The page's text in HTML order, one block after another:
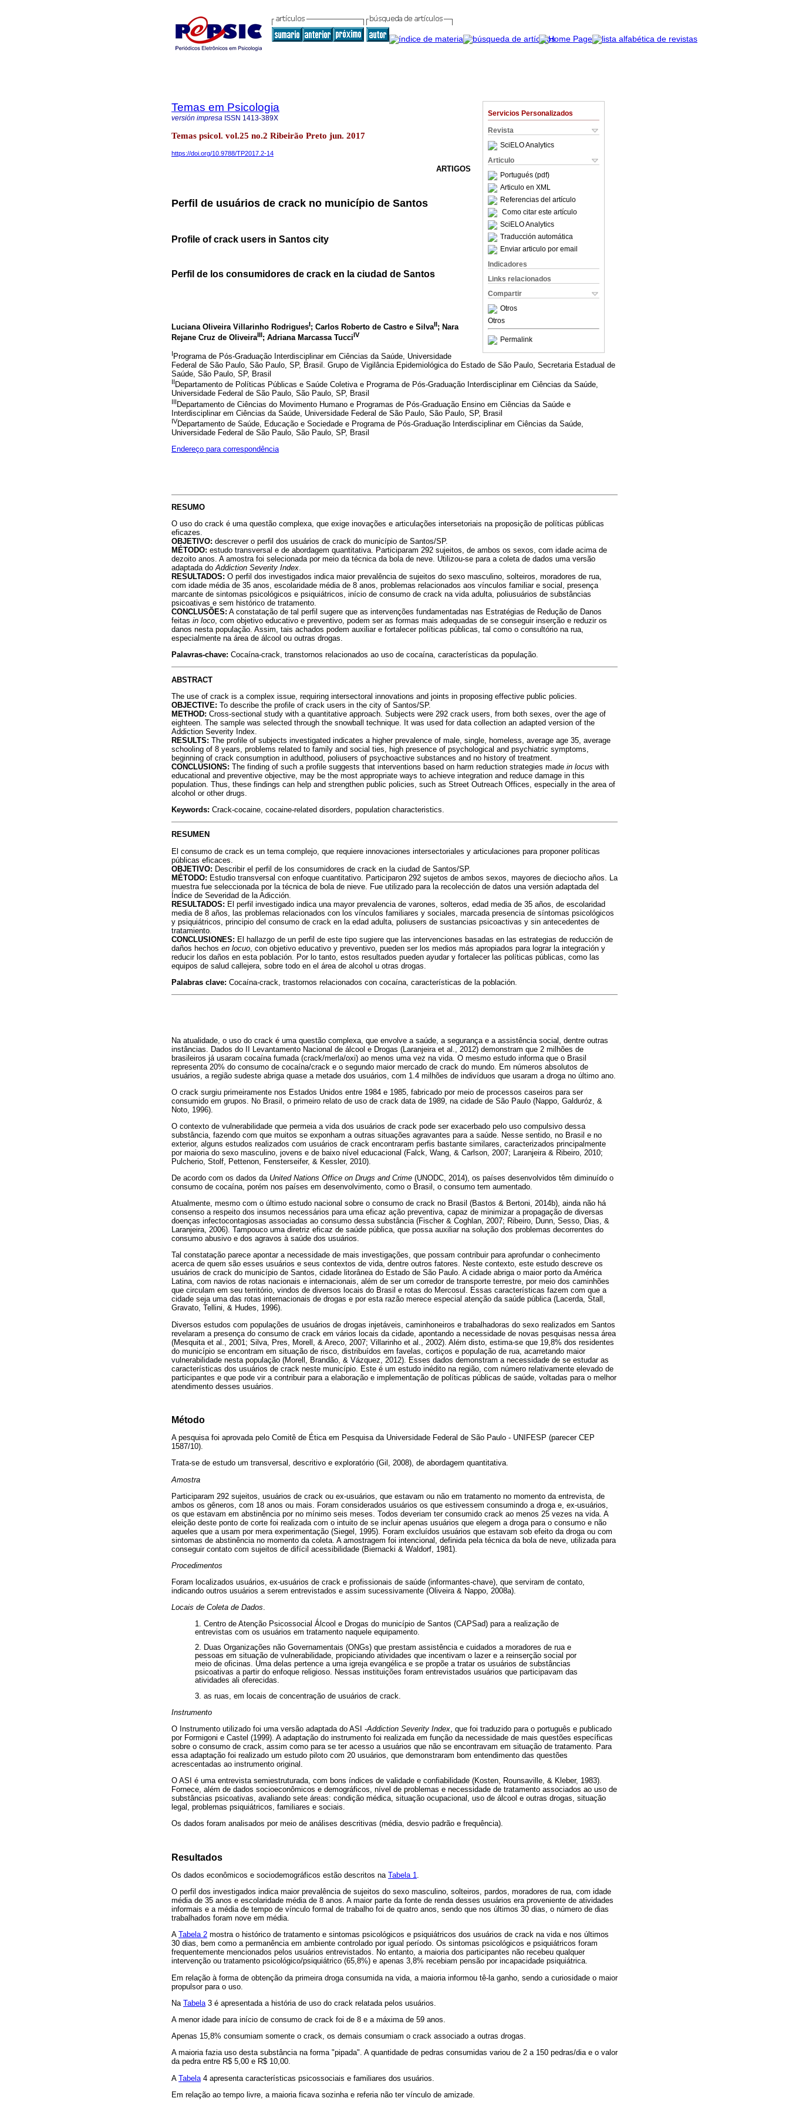
Servicios Personalizados
Revista
SciELO Analytics
Articulo
Portugués (pdf)
Articulo en XML
Referencias del artículo
Como citar este artículo
SciELO Analytics
Traducción automática
Enviar articulo por email
Indicadores
Links relacionados
Compartir
Otros
Otros
Permalink
Temas em Psicologia
versión impresa ISSN 1413-389X
Temas psicol. vol.25 no.2 Ribeirão Preto jun. 2017
https://doi.org/10.9788/TP2017.2-14
ARTIGOS
Perfil de usuários de crack no município de Santos
Profile of crack users in Santos city
Perfil de los consumidores de crack en la ciudad de Santos
Luciana Oliveira Villarinho RodriguesI; Carlos Roberto de Castro e SilvaII; Nara
Rejane Cruz de OliveiraIII; Adriana Marcassa TucciIV
I Programa de Pós-Graduação Interdisciplinar em Ciências da Saúde, Universidade
Federal de São Paulo, São Paulo, SP, Brasil. Grupo de Vigilância Epidemiológica do Estado de São Paulo, Secretaria Estadual de
Saúde, São Paulo, SP, Brasil
II Departamento de Políticas Públicas e Saúde Coletiva e Programa de Pós-Graduação Interdisciplinar em Ciências da Saúde,
Universidade Federal de São Paulo, São Paulo, SP, Brasil
IIIDepartamento de Ciências do Movimento Humano e Programas de Pós-Graduação Ensino em Ciências da Saúde e
Interdisciplinar em Ciências da Saúde, Universidade Federal de São Paulo, São Paulo, SP, Brasil
IVDepartamento de Saúde, Educação e Sociedade e Programa de Pós-Graduação Interdisciplinar em Ciências da Saúde,
Universidade Federal de São Paulo, São Paulo, SP, Brasil
Endereço para correspondência
RESUMO
O uso do crack é uma questão complexa, que exige inovações e articulações intersetoriais na proposição de políticas públicas
eficazes.
OBJETIVO: descrever o perfil dos usuários de crack do município de Santos/SP.
MÉTODO: estudo transversal e de abordagem quantitativa. Participaram 292 sujeitos, de ambos os sexos, com idade acima de
dezoito anos. A amostra foi selecionada por meio da técnica da bola de neve. Utilizou-se para a coleta de dados uma versão
adaptada doAddiction Severity Index.
RESULTADOS: O perfil dos investigados indica maior prevalência de sujeitos do sexo masculino, solteiros, moradores de rua,
com idade média de 35 anos, escolaridade média de 8 anos, problemas relacionados aos vínculos familiar e social, presença
marcante de sintomas psicológicos e psiquiátricos, início de consumo de crack na vida adulta, poliusuários de substâncias
psicoativas e sem histórico de tratamento.
CONCLUSÕES: A constatação de tal perfil sugere que as intervenções fundamentadas nas Estratégias de Redução de Danos
feitas in loco, com objetivo educativo e preventivo, podem ser as formas mais adequadas de se conseguir inserção e reduzir os
danos nesta população. Assim, tais achados podem auxiliar e fortalecer políticas públicas, tal como o consultório na rua,
especialmente na área de álcool ou outras drogas.
Palavras-chave: Cocaína-crack, transtornos relacionados ao uso de cocaína, características da população.
ABSTRACT
The use of crack is a complex issue, requiring intersectoral innovations and joints in proposing effective public policies.
OBJECTIVE: To describe the profile of crack users in the city of Santos/SP.
METHOD: Cross-sectional study with a quantitative approach. Subjects were 292 crack users, from both sexes, over the age of
eighteen. The sample was selected through the snowball technique. It was used for data collection an adapted version of the
Addiction Severity Index.
RESULTS: The profile of subjects investigated indicates a higher prevalence of male, single, homeless, average age 35, average
schooling of 8 years, problems related to family and social ties, high presence of psychological and psychiatric symptoms,
beginning of crack consumption in adulthood, poliusers of psychoactive substances and no history of treatment.
CONCLUSIONS: The finding of such a profile suggests that interventions based on harm reduction strategies made in locus with
educational and preventive objective, may be the most appropriate ways to achieve integration and reduce damage in this
population. Thus, these findings can help and strengthen public policies, such as Street Outreach Offices, especially in the area of
alcohol or other drugs.
Keywords: Crack-cocaine, cocaine-related disorders, population characteristics.
RESUMEN
El consumo de crack es un tema complejo, que requiere innovaciones intersectoriales y articulaciones para proponer políticas
públicas eficaces.
OBJETIVO: Describir el perfil de los consumidores de crack en la ciudad de Santos/SP.
MÉTODO: Estudio transversal con enfoque cuantitativo. Participaron 292 sujetos de ambos sexos, mayores de dieciocho años. La
muestra fue seleccionada por la técnica de bola de nieve. Fue utilizado para la recolección de datos una versión adaptada del
Índice de Severidad de la Adicción.
RESULTADOS: El perfil investigado indica una mayor prevalencia de varones, solteros, edad media de 35 años, de escolaridad
media de 8 años, las problemas relacionados con los vínculos familiares y sociales, marcada presencia de síntomas psicológicos
y psiquiátricos, principio del consumo de crack en la edad adulta, poliusers de sustancias psicoactivas y sin antecedentes de
tratamiento.
CONCLUSIONES: El hallazgo de un perfil de este tipo sugiere que las intervenciones basadas en las estrategias de reducción de
daños hechos en locuo , con objetivo educativo y preventivo, pueden ser los medios más apropiados para lograr la integración y
reducir los daños en esta población. Por lo tanto, estos resultados pueden ayudar y fortalecer las políticas públicas, como las
equipos de salud callejera, sobre todo en el área de alcohol u otras drogas.
Palabras clave: Cocaína-crack, trastornos relacionados con cocaína, características de la población.
Na atualidade, o uso do crack é uma questão complexa, que envolve a saúde, a segurança e a assistência social, dentre outras
instâncias. Dados do II Levantamento Nacional de álcool e Drogas (Laranjeira et al., 2012) demonstram que 2 milhões de
brasileiros já usaram cocaína fumada (crack/merla/oxi) ao menos uma vez na vida. O mesmo estudo informa que o Brasil
representa 20% do consumo de cocaína/crack e o segundo maior mercado de crack do mundo. Em números absolutos de
usuários, a região sudeste abriga quase a metade dos usuários, com 1.4 milhões de indivíduos que usaram a droga no último ano.
O crack surgiu primeiramente nos Estados Unidos entre 1984 e 1985, fabricado por meio de processos caseiros para ser
consumido em grupos. No Brasil, o primeiro relato de uso de crack data de 1989, na cidade de São Paulo (Nappo, Galduróz, &
Noto, 1996).
O contexto de vulnerabilidade que permeia a vida dos usuários de crack pode ser exacerbado pelo uso compulsivo dessa
substância, fazendo com que muitos se exponham a outras situações agravantes para a saúde. Nesse sentido, no Brasil e no
exterior, alguns estudos realizados com usuários de crack encontraram perfis bastante similares, caracterizados principalmente
por maioria do sexo masculino, jovens e de baixo nível educacional (Falck, Wang, & Carlson, 2007; Laranjeira & Ribeiro, 2010;
Pulcherio, Stolf, Pettenon, Fensterseifer, & Kessler, 2010).
De acordo com os dados da United Nations Office on Drugs and Crime (UNODC, 2014), os países desenvolvidos têm diminuído o
consumo de cocaína, porém nos países em desenvolvimento, como o Brasil, o consumo tem aumentado.
Atualmente, mesmo com o último estudo nacional sobre o consumo de crack no Brasil (Bastos & Bertoni, 2014b), ainda não há
consenso a respeito dos insumos necessários para uma eficaz ação preventiva, capaz de minimizar a propagação de diversas
doenças infectocontagiosas associadas ao consumo dessa substância (Fischer & Coghlan, 2007; Ribeiro, Dunn, Sesso, Dias, &
Laranjeira, 2006). Tampouco uma diretriz eficaz de saúde pública, que possa auxiliar na solução dos problemas decorrentes do
consumo abusivo e dos agravos à saúde dos usuários.
Tal constatação parece apontar a necessidade de mais investigações, que possam contribuir para aprofundar o conhecimento
acerca de quem são esses usuários e seus contextos de vida, dentre outros fatores. Neste contexto, este estudo descreve os
usuários de crack do município de Santos, cidade litorânea do Estado de São Paulo. A cidade abriga o maior porto da América
Latina, com navios de rotas nacionais e internacionais, além de ser um corredor de transporte terrestre, por meio dos caminhões
que circulam em seu território, vindos de diversos locais do Brasil e rotas do Mercosul. Essas características fazem com que a
cidade seja uma das rotas internacionais de drogas e por esta razão merece especial atenção da saúde pública (Lacerda, Stall,
Gravato, Tellini, & Hudes, 1996).
Diversos estudos com populações de usuários de drogas injetáveis, caminhoneiros e trabalhadoras do sexo realizados em Santos
revelaram a presença do consumo de crack em vários locais da cidade, apontando a necessidade de novas pesquisas nessa área
(Mesquita et al., 2001; Silva, Pres, Morell, & Areco, 2007; Villarinho et al., 2002). Além disto, estima-se que 19,8% dos residentes
do município se encontram em situação de risco, distribuídos em favelas, cortiços e população de rua, acarretando maior
vulnerabilidade nesta população (Morell, Brandão, & Vázquez, 2012). Esses dados demonstram a necessidade de se estudar as
características dos usuários de crack neste município. Este é um estudo inédito na região, com número relativamente elevado de
participantes e que pode vir a contribuir para a elaboração e implementação de políticas públicas de saúde, voltadas para o melhor
atendimento desses usuários.
Método
A pesquisa foi aprovada pelo Comitê de Ética em Pesquisa da Universidade Federal de São Paulo - UNIFESP (parecer CEP
1587/10).
Trata-se de estudo um transversal, descritivo e exploratório (Gil, 2008), de abordagem quantitativa.
Amostra
Participaram 292 sujeitos, usuários de crack ou ex-usuários, que estavam ou não em tratamento no momento da entrevista, de
ambos os gêneros, com 18 anos ou mais. Foram considerados usuários os que estivessem consumindo a droga e, ex-usuários,
os que estavam em abstinência por no mínimo seis meses. Todos deveriam ter consumido crack ao menos 25 vezes na vida. A
eleição deste ponto de corte foi realizada com o intuito de se incluir apenas usuários que elegem a droga para o consumo e não
aqueles que a usam por mera experimentação (Siegel, 1995). Foram excluídos usuários que estavam sob efeito da droga ou com
sintomas de abstinência no momento da coleta. A amostragem foi intencional, definida pela técnica da bola de neve, utilizada para
conseguir contato com sujeitos de difícil acessibilidade (Biernacki & Waldorf, 1981).
Procedimentos
Foram localizados usuários, ex-usuários de crack e profissionais de saúde (informantes-chave), que serviram de contato,
indicando outros usuários a serem entrevistados e assim sucessivamente (Oliveira & Nappo, 2008a).
Locais de Coleta de Dados.
1. Centro de Atenção Psicossocial Álcool e Drogas do município de Santos (CAPSad) para a realização de
entrevistas com os usuários em tratamento naquele equipamento.
2. Duas Organizações não Governamentais (ONGs) que prestam assistência e cuidados a moradores de rua e
pessoas em situação de vulnerabilidade, propiciando atividades que incentivam o lazer e a reinserção social por
meio de oficinas. Uma delas pertence a uma igreja evangélica e se propõe a tratar os usuários de substâncias
psicoativas a partir do enfoque religioso. Nessas instituições foram entrevistados usuários que participavam das
atividades ali oferecidas.
3. as ruas, em locais de concentração de usuários de crack.
Instrumento
O Instrumento utilizado foi uma versão adaptada do ASI -Addiction Severity Index, que foi traduzido para o português e publicado
por Formigoni e Castel (1999). A adaptação do instrumento foi realizada em função da necessidade de mais questões específicas
sobre o consumo de crack, assim como para se ter acesso a usuários que não se encontravam em situação de tratamento. Para
essa adaptação foi realizado um estudo piloto com 20 usuários, que demonstraram bom entendimento das questões
acrescentadas ao instrumento original.
O ASI é uma entrevista semiestruturada, com bons índices de validade e confiabilidade (Kosten, Rounsaville, & Kleber, 1983).
Fornece, além de dados socioeconômicos e demográficos, nível de problemas e necessidade de tratamento associados ao uso de
substâncias psicoativas, avaliando sete áreas: condição médica, situação ocupacional, uso de álcool e outras drogas, situação
legal, problemas psiquiátricos, familiares e sociais.
Os dados foram analisados por meio de análises descritivas (média, desvio padrão e frequência).
Resultados
Os dados econômicos e sociodemográficos estão descritos na Tabela 1.
O perfil dos investigados indica maior prevalência de sujeitos do sexo masculino, solteiros, pardos, moradores de rua, com idade
média de 35 anos e escolaridade média de 8 anos. A maior parte da fonte de renda desses usuários era proveniente de atividades
informais e a média de tempo de vínculo formal de trabalho foi de quatro anos, sendo que nos últimos 30 dias, o número de dias
trabalhados foram nove em média.
A Tabela 2 mostra o histórico de tratamento e sintomas psicológicos e psiquiátricos dos usuários de crack na vida e nos últimos
30 dias, bem como a permanência em ambiente controlado por igual período. Os sintomas psicológicos e psiquiátricos foram
frequentemente mencionados pelos usuários entrevistados. No entanto, a maioria dos participantes não recebeu qualquer
intervenção ou tratamento psicológico/psiquiátrico (65,8%) e apenas 3,8% recebiam pensão por incapacidade psiquiátrica.
Em relação à forma de obtenção da primeira droga consumida na vida, a maioria informou tê-la ganho, sendo a curiosidade o maior
propulsor para o uso.
Na Tabela 3 é apresentada a história de uso do crack relatada pelos usuários.
A menor idade para início de consumo de crack foi de 8 e a máxima de 59 anos.
Apenas 15,8% consumiam somente o crack, os demais consumiam o crack associado a outras drogas.
A maioria fazia uso desta substância na forma "pipada". A quantidade de pedras consumidas variou de 2 a 150 pedras/dia e o valor
da pedra entre R$ 5,00 e R$ 10,00.
A Tabela 4 apresenta características psicossociais e familiares dos usuários.
Em relação ao tempo livre, a maioria ficava sozinha e referia não ter vínculo de amizade.